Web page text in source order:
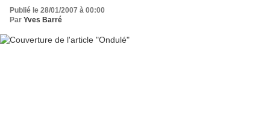
Publié le 28/01/2007 à 00:00
Par Yves Barré